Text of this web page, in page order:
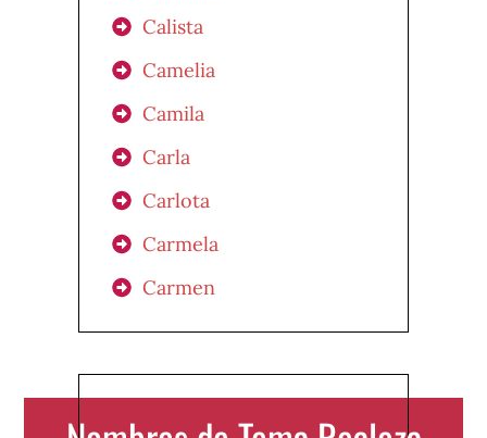
Calista
Camelia
Camila
Carla
Carlota
Carmela
Carmen